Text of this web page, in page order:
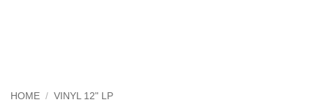
HOME / VINYL 12" LP